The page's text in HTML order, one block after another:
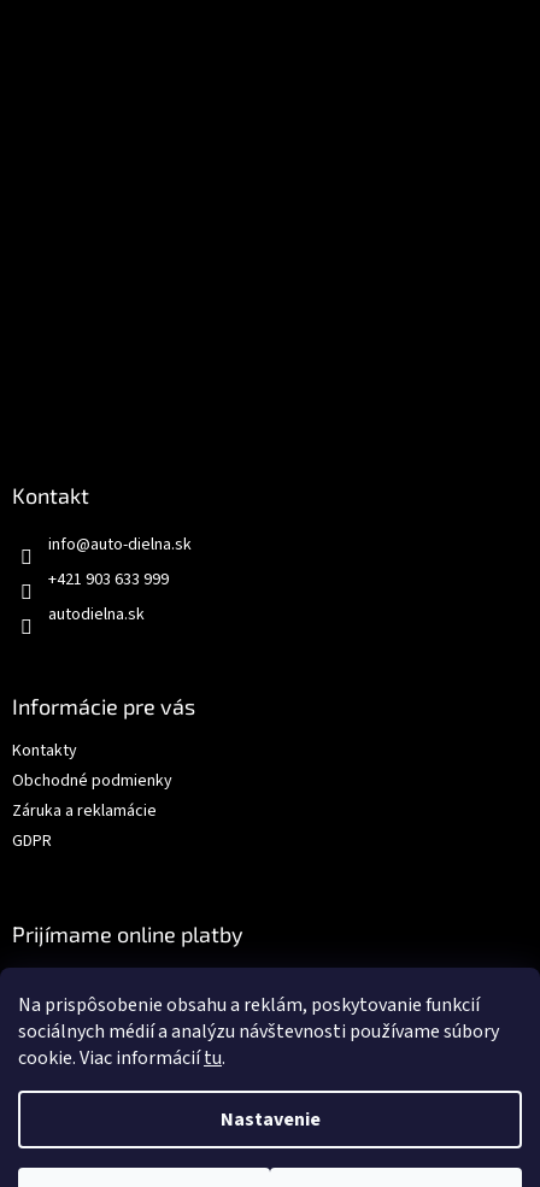
Na prispôsobenie obsahu a reklám, poskytovanie funkcií
sociálnych médií a analýzu návštevnosti používame súbory
cookie. Viac informáciítu.
Nastavenie
Kontakt
info@auto-dielna.sk
+421 903 633 999
autodielna.sk
Informácie pre vás
Kontakty
Obchodné podmienky
Záruka a reklamácie
GDPR
Prijímame online platby
Copyright 2026Auto-dielna.sk. Všetky práva vyhradené.Upraviť